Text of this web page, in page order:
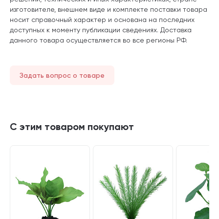
изготовителе, внешнем виде и комплекте поставки товара
носит справочный характер и основана на последних
доступных к моменту публикации сведениях. Доставка
данного товара осуществляется во все регионы РФ.
Задать вопрос о товаре
С этим товаром покупают